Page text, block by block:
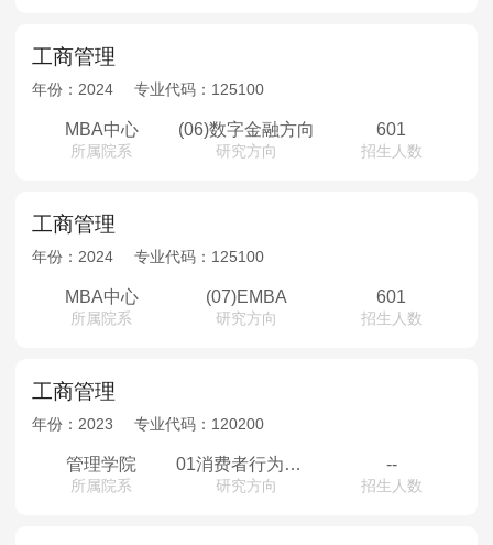
工商管理
年份： 2024 专业代码： 125100
MBA中心
所属院系
(06)数字金融方向
研究方向
601
招生人数
工商管理
年份： 2024 专业代码： 125100
MBA中心
所属院系
(07)EMBA
研究方向
601
招生人数
工商管理
年份： 2023 专业代码： 120200
管理学院
所属院系
01消费者行为学，行为决策理论与实证研究;02家族企业管理与技术创新;03营销渠道管理;04创新管理与服务运营管理;05创新管理与战略管理;06领导与组织理论、战略管理;07企业科技创新与人力资源管理;08创新与创造力;09企业成长模式与战略创新;10企业技术创新及技术竞争理论，企业知识产权管理;11新兴技术与战略创新;12组织行为学，人力资源管理;13组织行为与人力资源管理，组织内权力关系，数智化人力资源管理相关研究;14创业管理，企业创新管理;15战略与数字化创新管理;16战略管理，创新创业，企业社会责任，资源与环境管理;17数字化战略转型与新兴技术创新，企业高管团队与动态能力;18商业伦理，企业社会责任与人力资源管理;19转型情景下的创新与创业管理，战略变革管理;20领导力与创新管理，大数据人才分析与机器学习，数据驱动的人力资源管理研究;21产品开发与营销，营销战略;22制度与创新创业，企业家与企业成长;23组织信任研究、员工压力与工作家庭平衡、职业生涯规划与发展研究;24领导力开发与管理，基于积极心理学的员工绩效提升;25组织与领导理论;26数字化转型战略、物流与供应链管理;27物流与供应链管理;28组织行为、人力资源与知识管理;29平台战略，创业战略，合作战略;30消费者行为，社交电子商务，共享经济，金融科技;31营销战略，数字营销，营销渠道管理;32数据质量、数据治理、大数据公共政策、大数据商业模式及创新应用;33供应链管理;34组织行为和人力资源管理;35信息系统行为学、信息安全行为学和组织行为学;36战略管理，创新创业，信息管理;37组织创新与变革管理;38企业技术创新，公司治理与创新
研究方向
--
招生人数